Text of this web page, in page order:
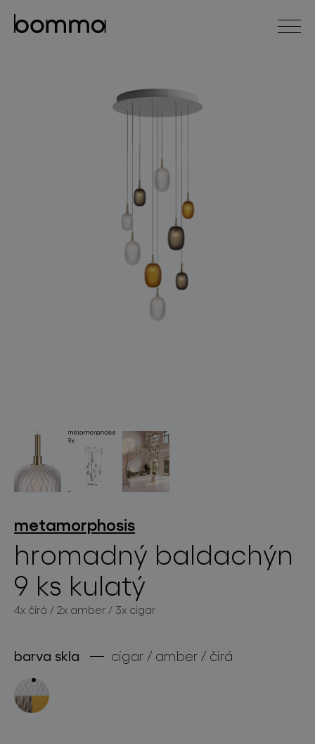
kolekce svítidel
produkty
projekty
o značce
pro profesionály
store locator
metamorphosis
hromadný baldachýn
9 ks kulatý
4x čirá / 2x amber / 3x cigar
barva skla cigar / amber / čirá